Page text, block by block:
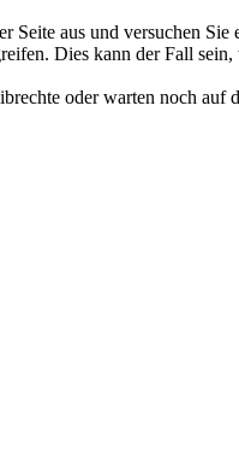
Seite aus und versuchen Sie
Dies kann der Fall
oder warten noch